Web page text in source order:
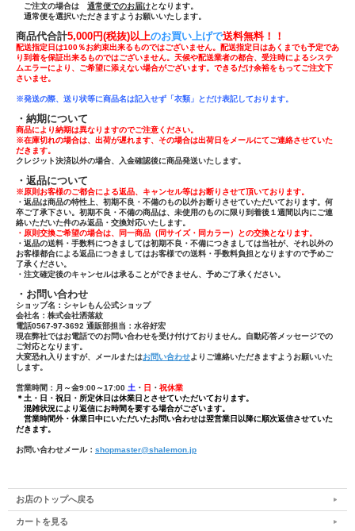
ご注文の場合は 通常便でのお届けとなります。
通常便を選択いただきますようお願いいたします。
商品代合計5,000円(税抜)以上のお買い上げで送料無料！！
配送指定日は100％お約束出来るものではございません。配送指定日はあくまでも予定であ
り到着を保証出来るものではございません。天候や配送業者の都合、受注時によるシステ
ムエラーにより、ご希望に添えない場合がございます。できるだけ余裕をもってご注文下
さいませ。
※発送の際、送り状等に商品名は記入せず「衣類」とだけ表記しております。
・納期について
商品により納期は異なりますのでご注意ください。
※在庫切れの場合は、出荷が遅れます、その場合は出荷日をメールにてご連絡させていた
だきます。
クレジット決済以外の場合、入金確認後に商品発送いたします。
・返品について
※原則お客様のご都合による返品、キャンセル等はお断りさせて頂いております。
・返品は商品の特性上、初期不良・不備のもの以外お断りさせていただいております。何
卒ご了承下さい。初期不良・不備の商品は、未使用のものに限り到着後１週間以内にご連
絡いただいた件のみ返品・交換対応いたします。
・原則交換ご希望の場合は、同一商品（同サイズ・同カラー）との交換となります。
・返品の送料・手数料につきましては初期不良・不備につきましては当社が、それ以外の
お客様都合による返品につきましてはお客様での送料・手数料負担となりますので予めご
了承ください。
・注文確定後のキャンセルは承ることができません、予めご了承ください。
・お問い合わせ
ショップ名：シャレもん公式ショップ
会社名：株式会社洒落紋
電話0567-97-3692 通販部担当：水谷好宏
現在弊社ではお電話でのお問い合わせを受け付けておりません。自動応答メッセージでの
ご対応となります。
大変恐れ入りますが、メールまたはお問い合わせよりご連絡いただきますようお願いいた
します。
営業時間：月～金9:00～17:00 土 ・ 日 ・ 祝休業
＊土・日・祝日・所定休日は休業日とさせていただいております。
混雑状況により返信にお時間を要する場合がございます。
営業時間外・休業日中にいただいたお問い合わせは翌営業日以降に順次返信させていた
だきます。
お問い合わせメール： shopmaster@shalemon.jp
お店のトップへ戻る
カートを見る